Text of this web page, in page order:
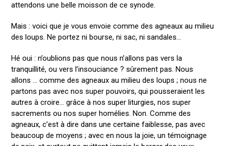
attendons une belle moisson de ce synode.
Mais : voici que je vous envoie comme des agneaux au milieu
des loups. Ne portez ni bourse, ni sac, ni sandales…
Hé oui : n’oublions pas que nous n’allons pas vers la
tranquillité, ou vers l’insouciance ? sûrement pas. Nous
allons … comme des agneaux au milieu des loups ; nous ne
partons pas avec nos super pouvoirs, qui pousseraient les
autres à croire… grâce à nos super liturgies, nos super
sacrements ou nos super homélies. Non. Comme des
agneaux, c’est à dire dans une certaine faiblesse, pas avec
beaucoup de moyens ; avec en nous la joie, un témoignage